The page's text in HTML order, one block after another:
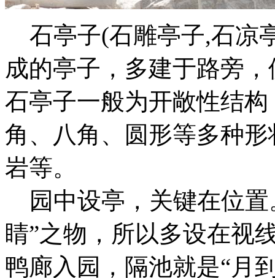
石亭子(石雕亭子,石凉
成的亭子，多建于路旁
石亭子一般为开敞性结
角、八角、圆形等多种
岩等。
园中设亭，关键在位置
睛”之物，所以多设在视
鸭廊入园，隔池就是“月